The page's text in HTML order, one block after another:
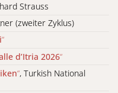
Strauss
(zweiter Zyklus)
“
d’Itria 2026“
“, Turkish National